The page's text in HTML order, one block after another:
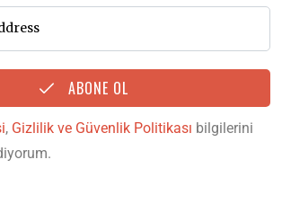
ABONE OL
, Gizlilik ve Güvenlik Politikası bilgilerini